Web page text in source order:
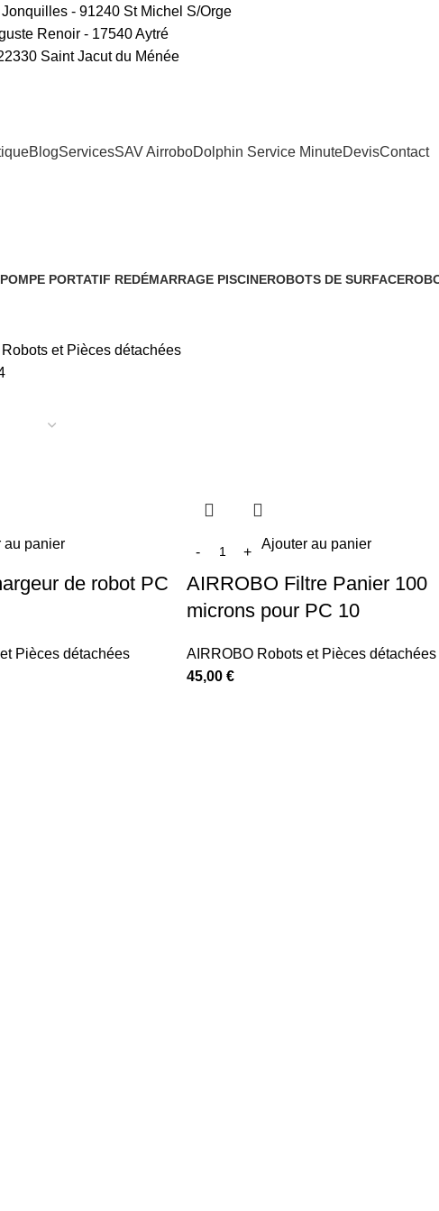
- 91240 St Michel S/Orge
Renoir - 17540 Aytré
Saint Jacut du Ménée
BlogServicesSAV AirroboDolphin Service MinuteDevisContact
PORTATIF REDÉMARRAGE PISCINEROBOTS DE SURFACE
et Pièces détachées
au panier
de robot PC
Pièces détachées
Ajouter au panier
AIRROBO Filtre Panier 100
microns pour PC 10
AIRROBO Robots et Pièces détachées
45,00 €